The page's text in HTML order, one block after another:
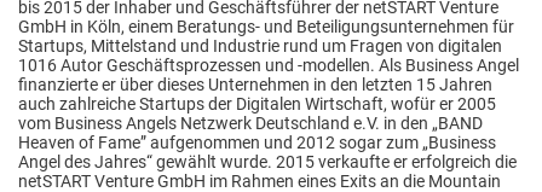
bis 2015 der Inhaber und Geschäftsführer der netSTART Venture
GmbH in Köln, einem Beratungs- und Beteiligungsunternehmen für
Startups, Mittelstand und Industrie rund um Fragen von digitalen
1016 Autor Geschäftsprozessen und -modellen. Als Business Angel
finanzierte er über dieses Unternehmen in den letzten 15 Jahren
auch zahlreiche Startups der Digitalen Wirtschaft, wofür er 2005
vom Business Angels Netzwerk Deutschland e.V. in den „BAND
Heaven of Fame” aufgenommen und 2012 sogar zum „Business
Angel des Jahres“ gewählt wurde. 2015 verkaufte er erfolgreich die
netSTART Venture GmbH im Rahmen eines Exits an die Mountain